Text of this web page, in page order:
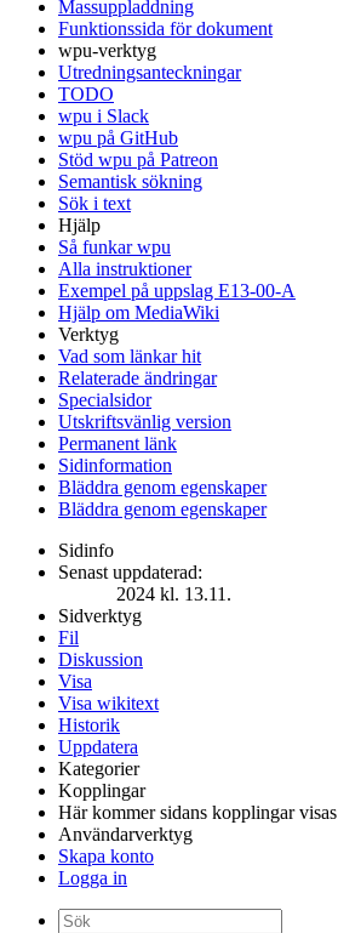
Massuppladdning
Funktionssida för dokument
wpu-verktyg
Utredningsanteckningar
TODO
wpu i Slack
wpu på GitHub
Stöd wpu på Patreon
Semantisk sökning
Sök i text
Hjälp
Så funkar wpu
Alla instruktioner
Exempel på uppslag E13-00-A
Hjälp om MediaWiki
Verktyg
Vad som länkar hit
Relaterade ändringar
Specialsidor
Utskriftsvänlig version
Permanent länk
Sidinformation
Bläddra genom egenskaper
Bläddra genom egenskaper
Sidinfo
Senast uppdaterad:
2024 kl. 13.11.
Sidverktyg
Fil
Diskussion
Visa
Visa wikitext
Historik
Uppdatera
Kategorier
Kopplingar
Här kommer sidans kopplingar visas
Användarverktyg
Skapa konto
Logga in